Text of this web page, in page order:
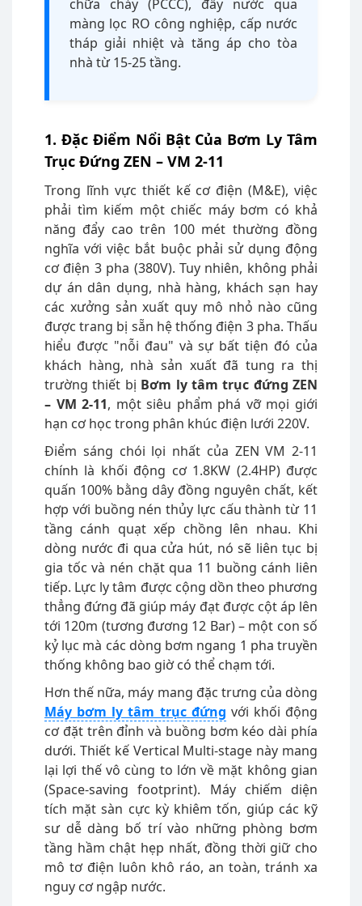
chữa cháy (PCCC), đẩy nước qua
màng lọc RO công nghiệp, cấp nước
tháp giải nhiệt và tăng áp cho tòa
nhà từ 15-25 tầng.
1. Đặc Điểm Nổi Bật Của Bơm Ly Tâm
Trục Đứng ZEN – VM 2-11
Trong lĩnh vực thiết kế cơ điện (M&E), việc
phải tìm kiếm một chiếc máy bơm có khả
năng đẩy cao trên 100 mét thường đồng
nghĩa với việc bắt buộc phải sử dụng động
cơ điện 3 pha (380V). Tuy nhiên, không phải
dự án dân dụng, nhà hàng, khách sạn hay
các xưởng sản xuất quy mô nhỏ nào cũng
được trang bị sẵn hệ thống điện 3 pha. Thấu
hiểu được "nỗi đau" và sự bất tiện đó của
khách hàng, nhà sản xuất đã tung ra thị
trường thiết bị Bơm ly tâm trục đứng ZEN
– VM 2-11, một siêu phẩm phá vỡ mọi giới
hạn cơ học trong phân khúc điện lưới 220V.
Điểm sáng chói lọi nhất của ZEN VM 2-11
chính là khối động cơ 1.8KW (2.4HP) được
quấn 100% bằng dây đồng nguyên chất, kết
hợp với buồng nén thủy lực cấu thành từ 11
tầng cánh quạt xếp chồng lên nhau. Khi
dòng nước đi qua cửa hút, nó sẽ liên tục bị
gia tốc và nén chặt qua 11 buồng cánh liên
tiếp. Lực ly tâm được cộng dồn theo phương
thẳng đứng đã giúp máy đạt được cột áp lên
tới 120m (tương đương 12 Bar) – một con số
kỷ lục mà các dòng bơm ngang 1 pha truyền
thống không bao giờ có thể chạm tới.
Hơn thế nữa, máy mang đặc trưng của dòng
Máy bơm ly tâm trục đứng với khối động
cơ đặt trên đỉnh và buồng bơm kéo dài phía
dưới. Thiết kế Vertical Multi-stage này mang
lại lợi thế vô cùng to lớn về mặt không gian
(Space-saving footprint). Máy chiếm diện
tích mặt sàn cực kỳ khiêm tốn, giúp các kỹ
sư dễ dàng bố trí vào những phòng bơm
tầng hầm chật hẹp nhất, đồng thời giữ cho
mô tơ điện luôn khô ráo, an toàn, tránh xa
nguy cơ ngập nước.